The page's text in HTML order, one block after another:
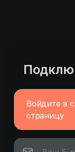
Войдите в
страницу